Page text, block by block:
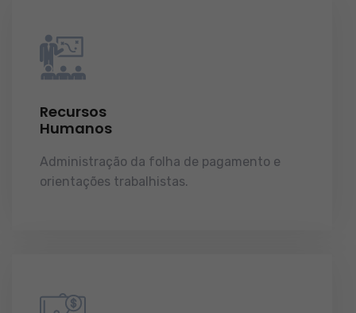
Recursos
Humanos
Administração da folha de pagamento e
orientações trabalhistas.